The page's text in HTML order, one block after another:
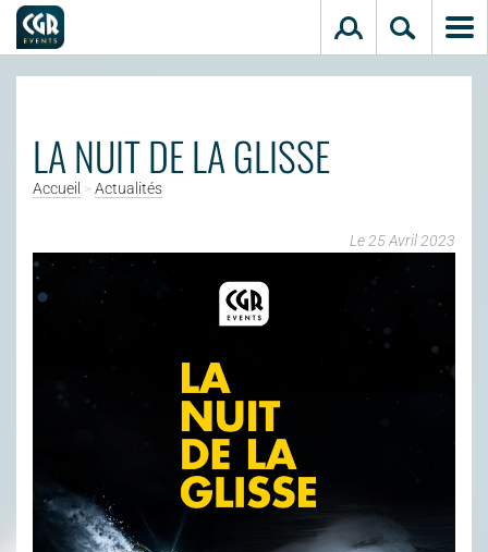
LA NUIT DE LA GLISSE
Accueil >Actualités
Le 25 Avril 2023